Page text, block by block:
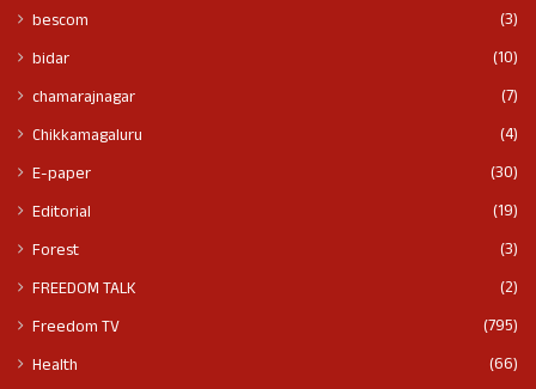
bescom
(3)
bidar
(10)
chamarajnagar
(7)
Chikkamagaluru
(4)
E-paper
(30)
Editorial
(19)
Forest
(3)
FREEDOM TALK
(2)
Freedom TV
(795)
Health
(66)